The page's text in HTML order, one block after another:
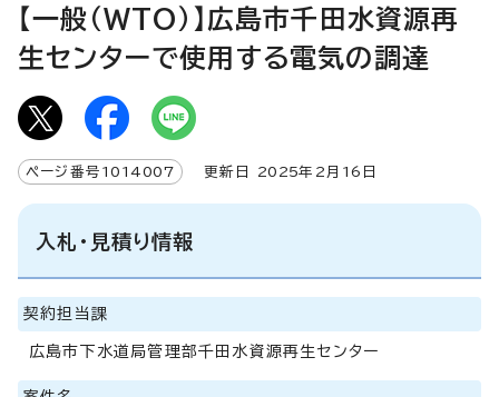
【一般（WTO）】広島市千田水資源再
生センターで使用する電気の調達
ページ番号 1014007 更新日 2025年2月 16 日
入札・見積り情報
契約担当課
広島市下水道局管理部千田水資源再生センター